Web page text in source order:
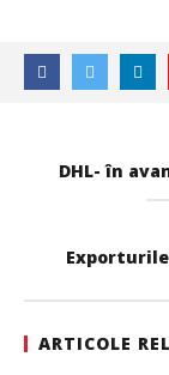
DHL- în
Exporturile
ARTICOLE